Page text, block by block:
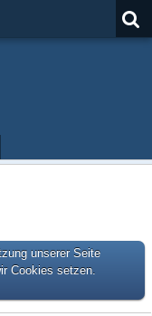
unserer Seite
Cookies setzen.